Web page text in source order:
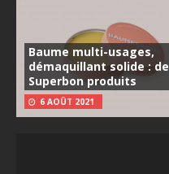
Baume multi-usages,
démaquillant solide : de
Superbon produits
6 AOÛT 2021